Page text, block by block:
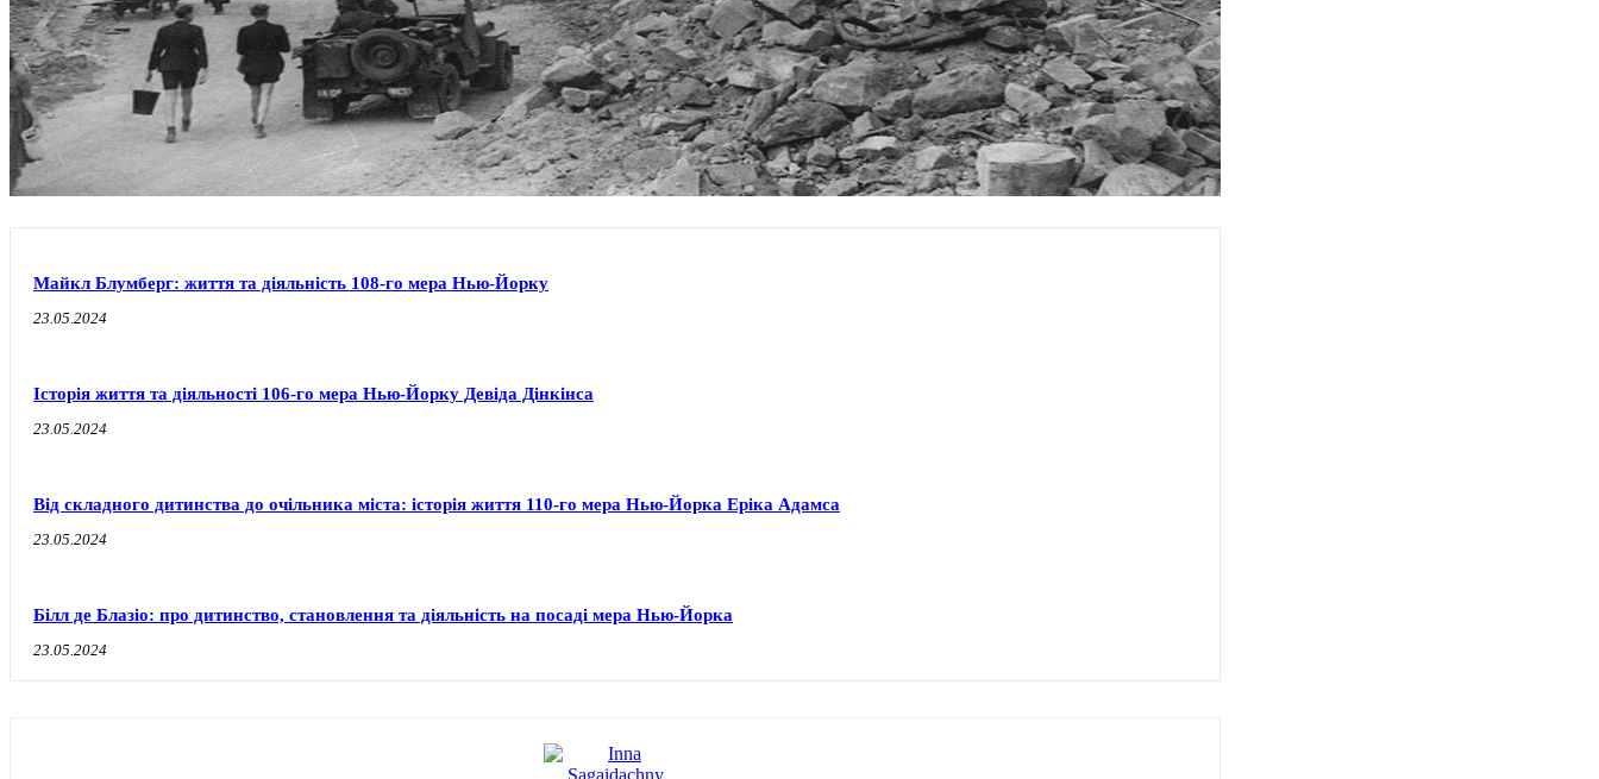
Майкл Блумберг: життя та діяльність 108-го мера Нью-Йорку
23.05.2024
Історія життя та діяльності 106-го мера Нью-Йорку Девіда Дінкінса
23.05.2024
Від складного дитинства до очільника міста: історія життя 110-го мера Нью-Йорка Еріка Адамса
23.05.2024
Білл де Блазіо: про дитинство, становлення та діяльність на посаді мера Нью-Йорка
23.05.2024